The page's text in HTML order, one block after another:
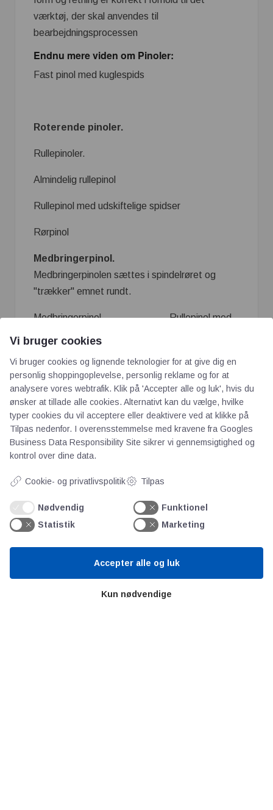
værktøj, der skal anvendes til
bearbejdningsprocessen
Endnu mere viden om Pinoler:
Fast pinol med kuglespids
Roterende pinoler.
Rullepinoler.
Almindelig rullepinol
Rullepinol med udskiftelige spidser
Rørpinol
Medbringerpinol.
Medbringerpinolen sættes i spindelrøret og
"trækker" emnet rundt.
Medbringerpinol Rullepinol med
AOT
Om os
Priser
Vi bruger cookies
Vi bruger cookies og lignende teknologier for at give dig en
personlig shoppingoplevelse, personlig reklame og for at
analysere vores webtrafik. Klik på 'Accepter alle og luk', hvis du
ønsker at tillade alle cookies. Alternativt kan du vælge, hvilke
typer cookies du vil acceptere eller deaktivere ved at klikke på
Tilpas nedenfor. I overensstemmelse med kravene fra Googles
Business Data Responsibility Site sikrer vi gennemsigtighed og
kontrol over dine data.
Cookie- og privatlivspolitik Tilpas
Nødvendig
Funktionel
Statistik
Marketing
Kun nødvendige
Accepter alle og luk